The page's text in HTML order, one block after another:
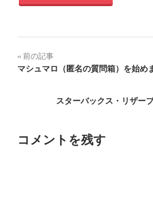
投
稿
ゲ
前の記事
マシュマロ（匿名の質問箱）を始め
スターバックス・リザー
コメントを残す